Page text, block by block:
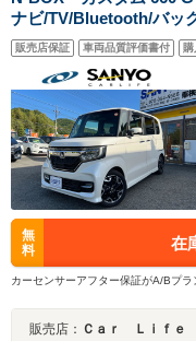
ナビ/TV/Bluetooth/バッ
ドア/ターボ/ホンダセン
販売店保証 車両品質評価書付
無
料
在
カーセンサーアフター保証がA/Bプ
販売店： Ｃａｒ Ｌｉｆｅ